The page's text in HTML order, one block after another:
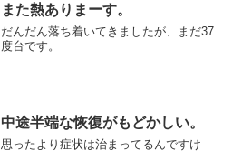
また熱ありまーす。
だんだん落ち着いてきましたが、まだ37
度台です。
中途半端な恢復がもどかしい。
思ったより症状は治まってるんですけ